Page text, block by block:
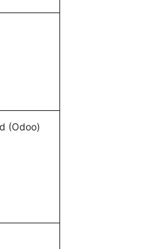
(Odoo)